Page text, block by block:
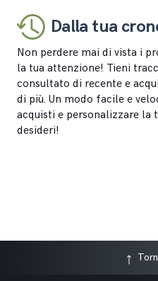
Dalla tua
Non perdere mai di vista i
la tua attenzione! Tieni
consultato di recente e
di più. Un modo facile e
acquisti e personalizzare la
desideri!